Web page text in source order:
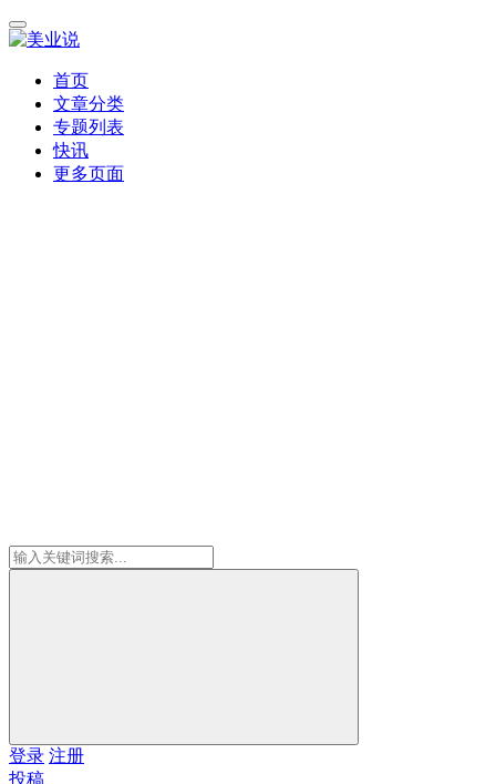
首页
文章分类
专题列表
快讯
更多页面
登录 注册
投稿